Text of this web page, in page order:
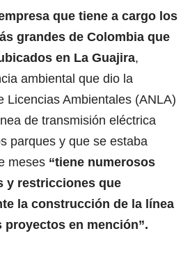
que tiene a cargo los
grandes de Colombia que
en La Guajira,
ambiental que dio la
Licencias Ambientales (ANLA)
de transmisión eléctrica
parques y que se estaba
meses “tiene numerosos
y restricciones que
la construcción de la línea
proyectos en mención”.